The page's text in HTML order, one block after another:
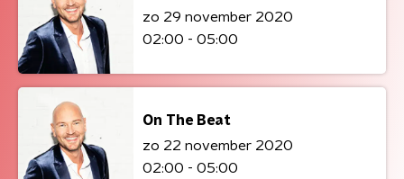
zo 29 november 2020
02:00 - 05:00
On The Beat
zo 22 november 2020
02:00 - 05:00